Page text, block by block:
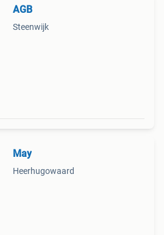
AGB
Steenwijk
May
Heerhugowaard